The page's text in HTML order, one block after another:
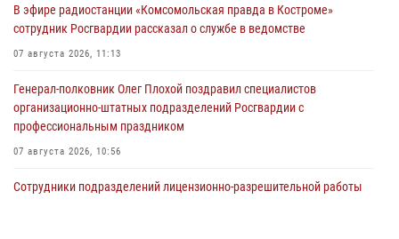
В эфире радиостанции «Комсомольская правда в Костроме»
сотрудник Росгвардии рассказал о службе в ведомстве
07 августа 2026, 11:13
Генерал-полковник Олег Плохой поздравил специалистов
организационно-штатных подразделений Росгвардии с
профессиональным праздником
07 августа 2026, 10:56
Сотрудники подразделений лицензионно-разрешительной работы